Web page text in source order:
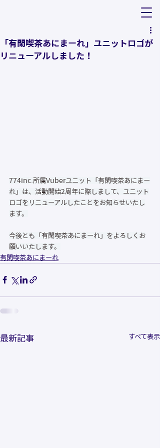
「有閑喫茶あにまーれ」ユニットロゴが
リニューアルしました！
774inc.所属Vuberユニット「有閑喫茶あにまー
れ」は、活動開始2周年に際しまして、ユニット
ロゴをリニューアルしたことをお知らせいたし
ます。
今後とも「有閑喫茶あにまーれ」をよろしくお
願いいたします。
有閑喫茶あにまーれ
最新記事 すべて表示